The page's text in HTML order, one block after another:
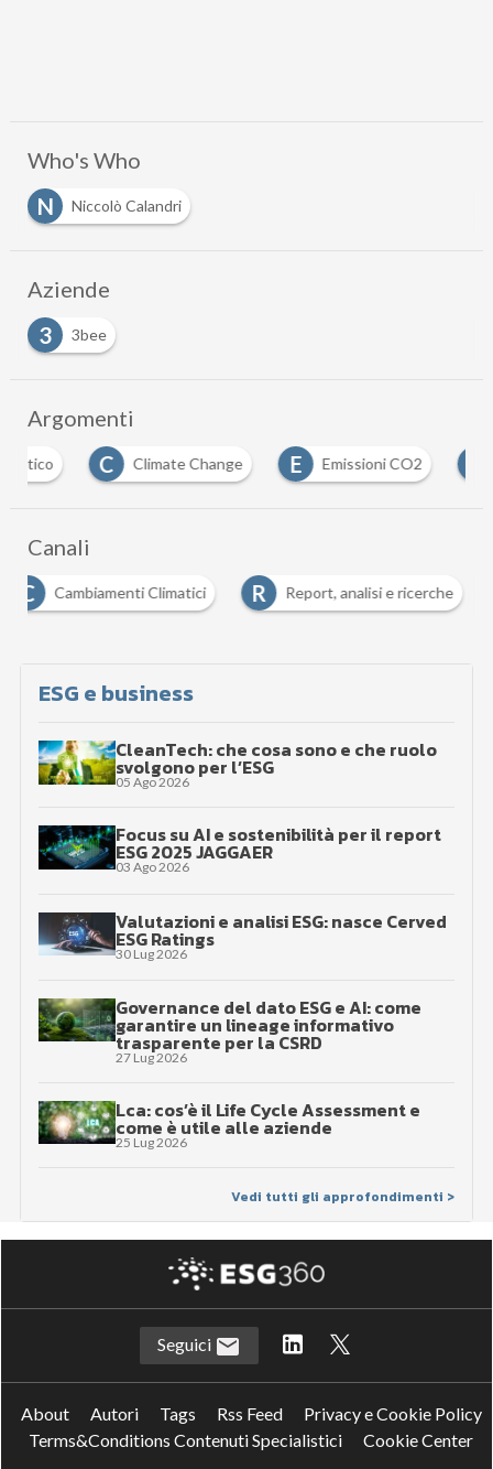
Who's Who
N
Niccolò Calandri
Aziende
3
3bee
Argomenti
C
Climate Change E Emissioni CO2 E
Canali
C
Cambiamenti Climatici R Report, analisi e ricerche
ESG e business
CleanTech: che cosa sono e che ruolo
svolgono per l’ESG
05 Ago 2026
Focus su AI e sostenibilità per il report
ESG 2025 JAGGAER
03 Ago 2026
Valutazioni e analisi ESG: nasce Cerved
ESG Ratings
30 Lug 2026
Governance del dato ESG e AI: come
garantire un lineage informativo
trasparente per la CSRD
27 Lug 2026
Lca: cos’è il Life Cycle Assessment e
come è utile alle aziende
25 Lug 2026
Vedi tutti gli approfondimenti >
Seguici
About Autori Tags Rss Feed
Privacy e Cookie Policy
Terms&Conditions Contenuti Specialistici
Cookie Center